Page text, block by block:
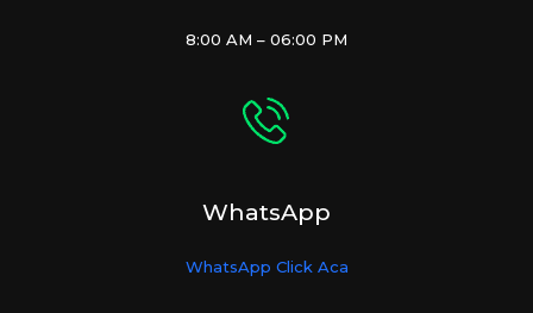
8:00 AM – 06:00 PM
WhatsApp
WhatsApp Click Aca